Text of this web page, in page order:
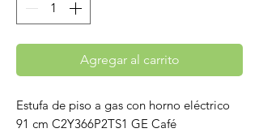
Agregar al carrito
Estufa de piso a gas con horno eléctrico
91 cm C2Y366P2TS1 GE Café